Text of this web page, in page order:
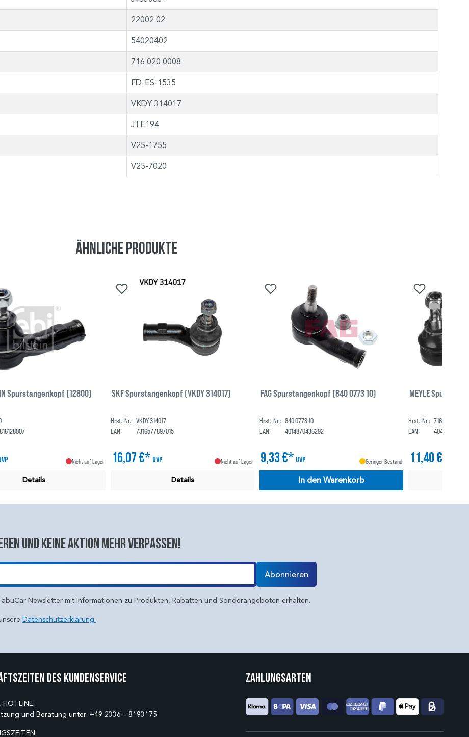
22002 02
54020402
716 020 0008
FD-ES-1535
VKDY 314017
JTE194
V25-1755
V25-7020
Ähnliche Produkte
Spurstangenkopf (12800)
Nicht auf Lager
Details
SKF Spurstangenkopf (VKDY 314017)
Hrst.-Nr.: VKDY 314017
EAN:
7316577897015
16,07 €* UVP Nicht auf Lager
Details
FAG Spurstangenkopf (840 0773 10)
Hrst.-Nr.: 840 0773 10
EAN:
4014870436292
9,33 €* UVP Geringer Bestand
In den Warenkorb
MEYLE
Hrst.-Nr.: 716 020 0008
EAN:
11,40 €*
und keine aktion mehr verpassen!
Abonnieren
Newsletter mit Informationen zu Produkten, Rabatten und Sonderangeboten erhalten.
Datenschutzerklärung.
des Kundenservice
HOTLINE:
und Beratung unter: +49 2336 – 8193175
Zahlungsarten